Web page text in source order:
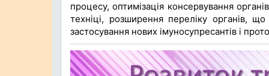
процесу, оптимізація консервування
техніці, розширення переліку органів,
застосування нових імуносупресантів і